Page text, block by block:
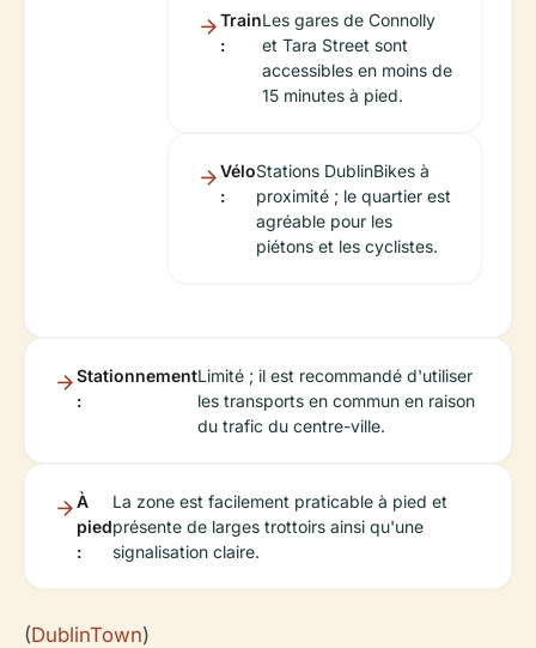
Train
:
Les gares de Connolly
et Tara Street sont
accessibles en moins de
15 minutes à pied.
Vélo
:
Stations DublinBikes à
proximité ; le quartier est
agréable pour les
piétons et les cyclistes.
Stationnement
:
Limité ; il est recommandé d'utiliser
les transports en commun en raison
du trafic du centre-ville.
À
pied
:
La zone est facilement praticable à pied et
présente de larges trottoirs ainsi qu'une
signalisation claire.
(DublinTown)